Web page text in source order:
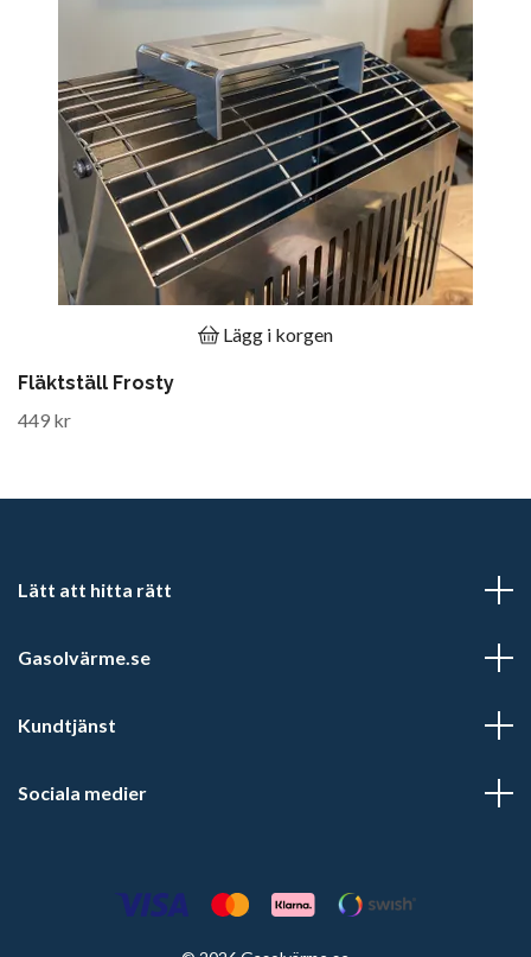
Lägg i korgen
Fläktställ Frosty
449 kr
Lätt att hitta rätt
Gasolvärme.se
Kundtjänst
Sociala medier